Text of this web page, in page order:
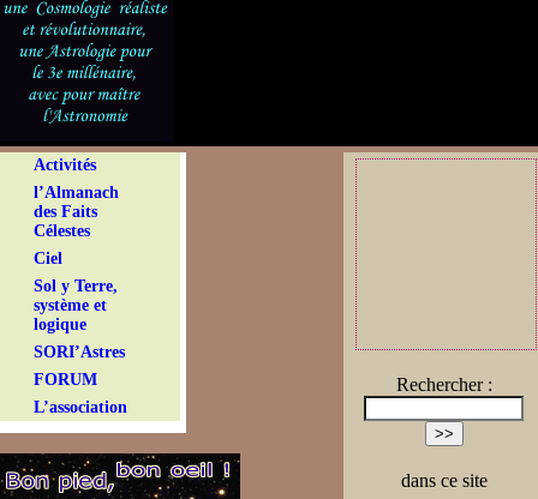
Activités
l’Almanach
des Faits
Célestes
Ciel
Sol y Terre,
système et
logique
SORI’Astres
FORUM
L’association
Rechercher :
dans ce site